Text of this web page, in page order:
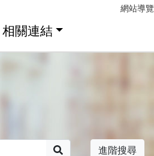
網站導覽
相關連結
進階搜尋